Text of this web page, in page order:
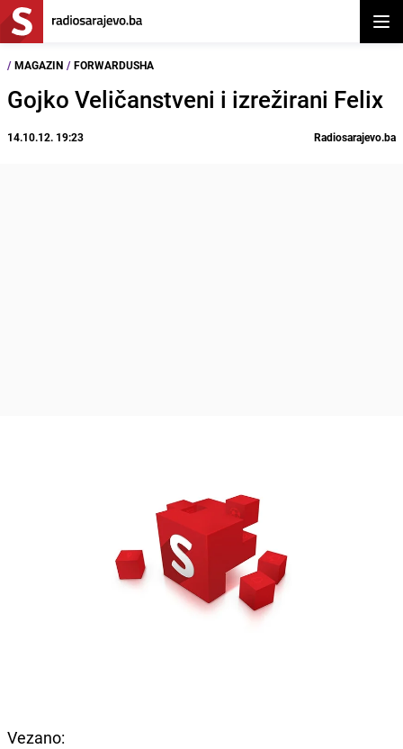
/ MAGAZIN / FORWARDUSHA
Gojko Veličanstveni i izrežirani Felix
14.10.12. 19:23 Radiosarajevo.ba
Vezano: